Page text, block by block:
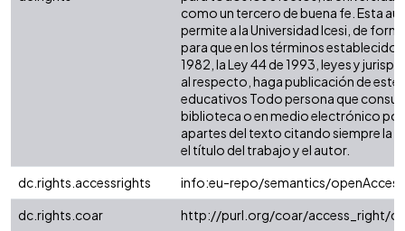
como un tercero de buena fe. Esta
permite a la Universidad Icesi, de
para que en los términos establecidos
1982, la Ley 44 de 1993, leyes y
al respecto, haga publicación de este
educativos Todo persona que
biblioteca o en medio electrónico
apartes del texto citando siempre la
el título del trabajo y el autor.
dc.rights.accessrights
info:eu-repo/semantics/openAccess
dc.rights.coar
http://purl.org/coar/access_right/